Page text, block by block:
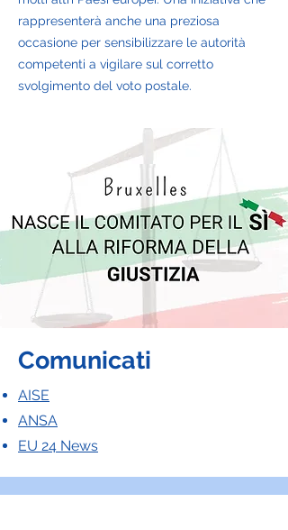
rappresenterà anche una preziosa
occasione per sensibilizzare le autorità
competenti a vigilare sul corretto
svolgimento del voto postale.
Comunicati
AISE
ANSA
EU 24 News